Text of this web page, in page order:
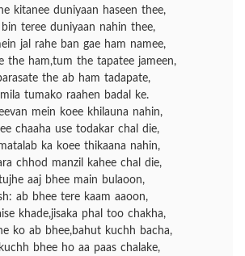
kitanee duniyaan haseen thee,
bin teree duniyaan nahin thee,
jal rahe ban gae ham namee,
the ham,tum the tapatee jameen,
the ab ham tadapate,
tumako raahen badal ke.
mein koee khilauna nahin,
chaaha use todakar chal die,
ka koee thikaana nahin,
chhod manzil kahee chal die,
aaj bhee main bulaoon,
ab bhee tere kaam aaoon,
khade,jisaka phal too chakha,
ko ab bhee,bahut kuchh bacha,
bhee ho aa paas chalake,